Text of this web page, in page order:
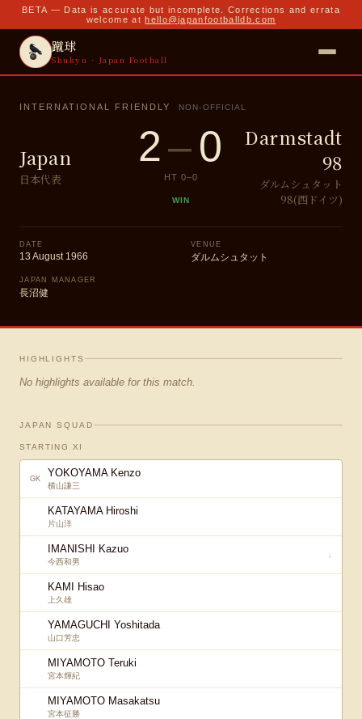
BETA — Data is accurate but incomplete. Corrections and errata
welcome at hello@japanfootballdb.com
蹴球
Shukyu · Japan Football
INTERNATIONAL FRIENDLY NON-OFFICIAL
Japan
日本代表
2–0
HT 0–0
WIN
Darmstadt
98
ダルムシュタット
98(西ドイツ)
DATE
13 August 1966
VENUE
ダルムシュタット
JAPAN MANAGER
長沼健
HIGHLIGHTS
No highlights available for this match.
JAPAN SQUAD
STARTING XI
GK YOKOYAMA Kenzo
横山謙三
KATAYAMA Hiroshi
片山洋
IMANISHI Kazuo
今西和男
↓
KAMI Hisao
上久雄
YAMAGUCHI Yoshitada
山口芳忠
MIYAMOTO Teruki
宮本輝紀
MIYAMOTO Masakatsu
宮本征勝